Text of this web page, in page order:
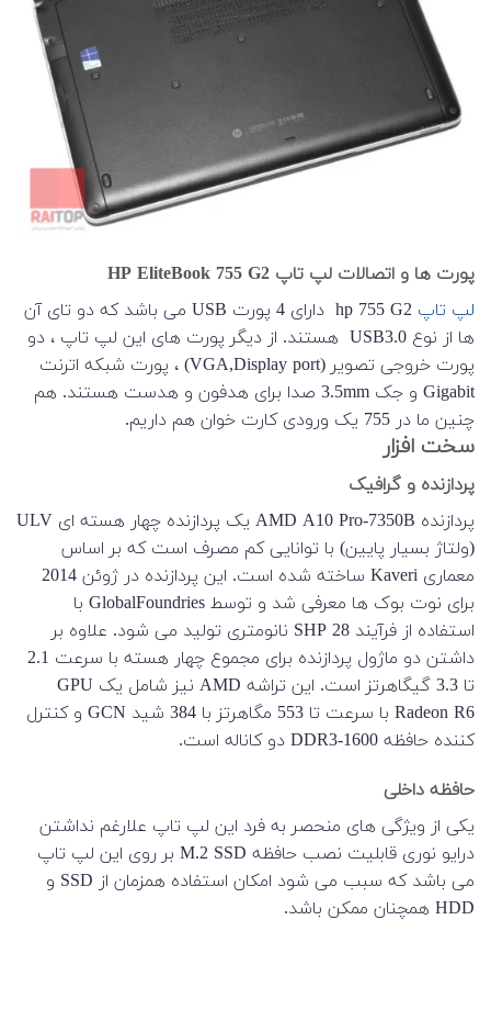
پورت ها و اتصالات لپ تاپ HP EliteBook 755 G2
لپ تاپ
hp 755 G2 دارای 4 پورت USB می باشد که دو تای آن
ها از نوع USB3.0 هستند. از دیگر پورت های این لپ تاپ ، دو
پورت خروجی تصویر (VGA,Display port) ، پورت شبکه اترنت
Gigabit و جک 3.5mm صدا برای هدفون و هدست هستند. هم
چنین ما در 755 یک ورودی کارت خوان هم داریم.
سخت افزار
پردازنده و گرافیک
پردازنده AMD A10 Pro-7350B یک پردازنده چهار هسته ای ULV
(ولتاژ بسیار پایین) با توانایی کم مصرف است که بر اساس
معماری Kaveri ساخته شده است. این پردازنده در ژوئن 2014
برای نوت بوک ها معرفی شد و توسط GlobalFoundries با
استفاده از فرآیند SHP 28 نانومتری تولید می شود. علاوه بر
داشتن دو ماژول پردازنده برای مجموع چهار هسته با سرعت 2.1
تا 3.3 گیگاهرتز است. این تراشه AMD نیز شامل یک GPU
Radeon R6 با سرعت تا 553 مگاهرتز با 384 شید GCN و کنترل
کننده حافظه DDR3-1600 دو کاناله است.
حافظه داخلی
یکی از ویژگی های منحصر به فرد این لپ تاپ علارغم نداشتن
درایو نوری قابلیت نصب حافظه M.2 SSD بر روی این لپ تاپ
می باشد که سبب می شود امکان استفاده همزمان از SSD و
HDD همچنان ممکن باشد.